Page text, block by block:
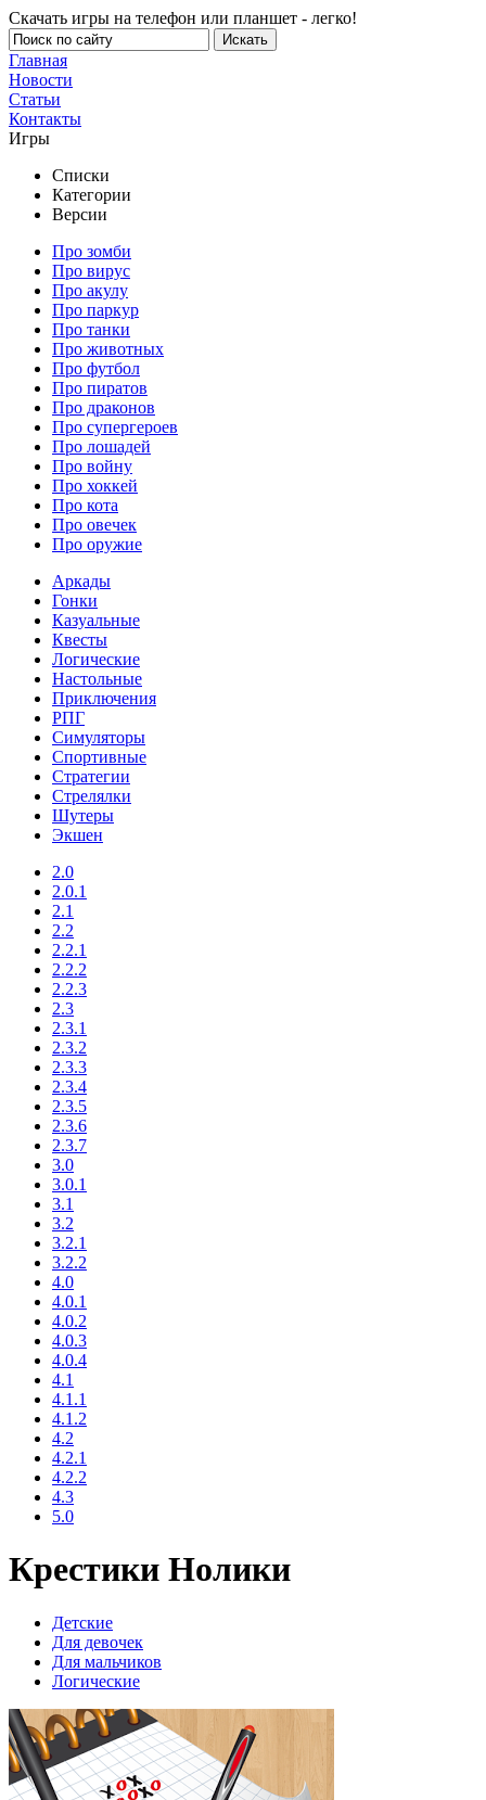
Скачать игры на телефон или планшет - легко!
Главная
Новости
Статьи
Контакты
Игры
Списки
Категории
Версии
Про зомби
Про вирус
Про акулу
Про паркур
Про танки
Про животных
Про футбол
Про пиратов
Про драконов
Про супергероев
Про лошадей
Про войну
Про хоккей
Про кота
Про овечек
Про оружие
Аркады
Гонки
Казуальные
Квесты
Логические
Настольные
Приключения
РПГ
Симуляторы
Спортивные
Стратегии
Стрелялки
Шутеры
Экшен
2.0
2.0.1
2.1
2.2
2.2.1
2.2.2
2.2.3
2.3
2.3.1
2.3.2
2.3.3
2.3.4
2.3.5
2.3.6
2.3.7
3.0
3.0.1
3.1
3.2
3.2.1
3.2.2
4.0
4.0.1
4.0.2
4.0.3
4.0.4
4.1
4.1.1
4.1.2
4.2
4.2.1
4.2.2
4.3
5.0
Крестики Нолики
Детские
Для девочек
Для мальчиков
Логические